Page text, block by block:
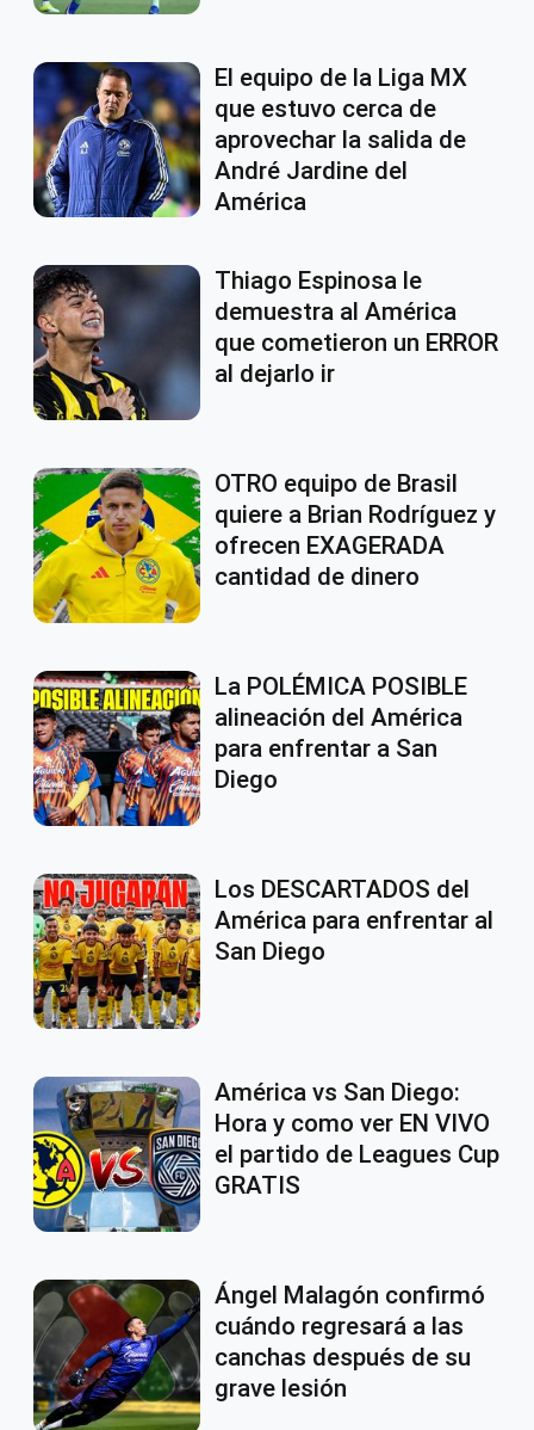
El equipo de la Liga MX
que estuvo cerca de
aprovechar la salida de
André Jardine del
América
Thiago Espinosa le
demuestra al América
que cometieron un ERROR
al dejarlo ir
OTRO equipo de Brasil
quiere a Brian Rodríguez y
ofrecen EXAGERADA
cantidad de dinero
La POLÉMICA POSIBLE
alineación del América
para enfrentar a San
Diego
Los DESCARTADOS del
América para enfrentar al
San Diego
América vs San Diego:
Hora y como ver EN VIVO
el partido de Leagues Cup
GRATIS
Ángel Malagón confirmó
cuándo regresará a las
canchas después de su
grave lesión